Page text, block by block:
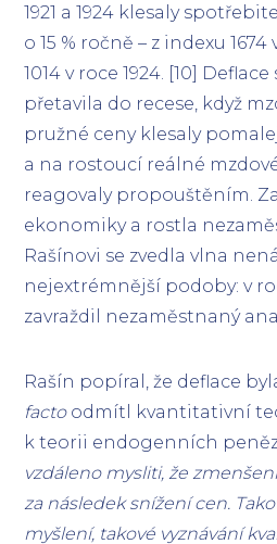
1921 a 1924 klesaly
o 15 % ročně – z indexu 1674
1014 v roce 1924. [10]
přetavila do recese, když
pružné ceny klesaly
a na rostoucí reálné
reagovaly propouštěním.
ekonomiky a rostla
Rašínovi se zvedla vlna
nejextrémnější podoby: v
zavraždil nezaměstnaný
Rašín popíral, že deflace
facto odmítl kvantitativní
k teorii endogenních
vzdáleno mysliti, že
za následek snížení cen.
myšlení, takové vyznávání